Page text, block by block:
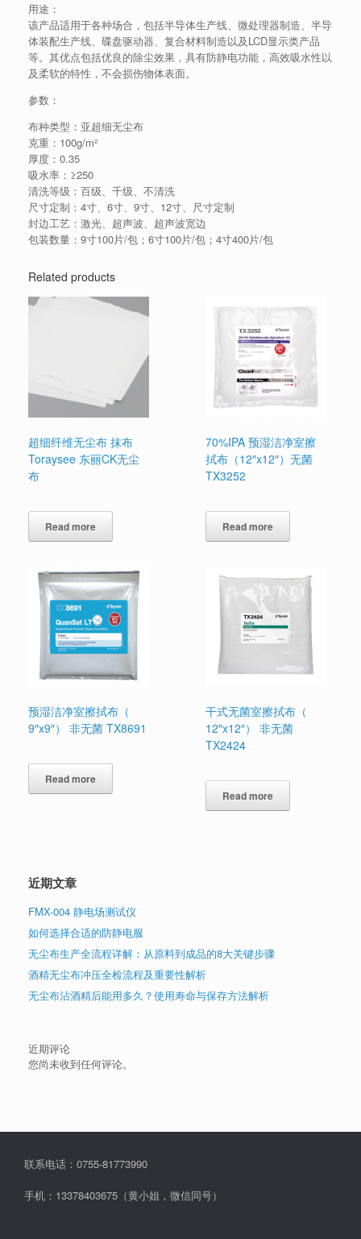
用途：
该产品适用于各种场合，包括半导体生产线、微处理器制造、半导
体装配生产线、碟盘驱动器、复合材料制造以及LCD显示类产品
等。其优点包括优良的除尘效果，具有防静电功能，高效吸水性以
及柔软的特性，不会损伤物体表面。
参数：
布种类型：亚超细无尘布
克重：100g/m²
厚度：0.35
吸水率：≥250
清洗等级：百级、千级、不清洗
尺寸定制：4寸、6寸、9寸、12寸、尺寸定制
封边工艺：激光、超声波、超声波宽边
包装数量：9寸100片/包；6寸100片/包；4寸400片/包
Related products
超细纤维无尘布 抹布
Toraysee 东丽CK无尘
布
Read more
70%IPA 预湿洁净室擦
拭布（12″x12″）无菌
TX3252
Read more
预湿洁净室擦拭布（
9″x9″） 非无菌 TX8691
Read more
干式无菌室擦拭布（
12″x12″） 非无菌
TX2424
Read more
近期文章
FMX-004 静电场测试仪
如何选择合适的防静电服
无尘布生产全流程详解：从原料到成品的8大关键步骤
酒精无尘布冲压全检流程及重要性解析
无尘布沾酒精后能用多久？使用寿命与保存方法解析
近期评论
您尚未收到任何评论。
联系电话：0755-81773990
手机：13378403675（黄小姐，微信同号）